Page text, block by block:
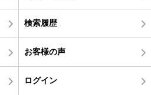
検索履歴
お客様の声
ログイン